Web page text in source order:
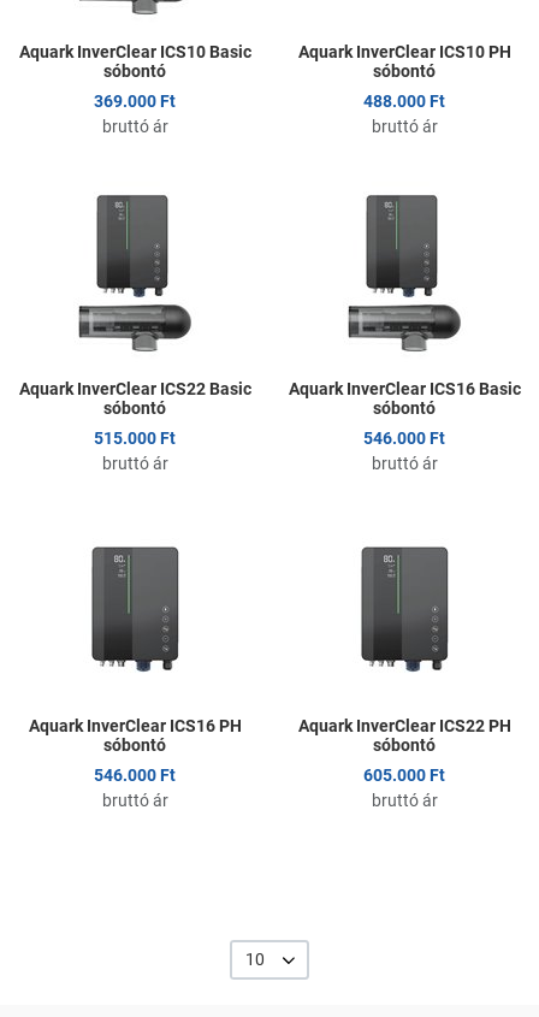
Aquark InverClear ICS10 Basic
sóbontó
369.000 Ft
bruttó ár
Aquark InverClear ICS10 PH
sóbontó
488.000 Ft
bruttó ár
Kedvencekhez adom
Gyors nézet
Aquark InverClear ICS22 Basic
sóbontó
515.000 Ft
bruttó ár
Aquark InverClear ICS16 Basic
sóbontó
546.000 Ft
bruttó ár
Aquark InverClear ICS16 PH
sóbontó
546.000 Ft
bruttó ár
Aquark InverClear ICS22 PH
sóbontó
605.000 Ft
bruttó ár
10